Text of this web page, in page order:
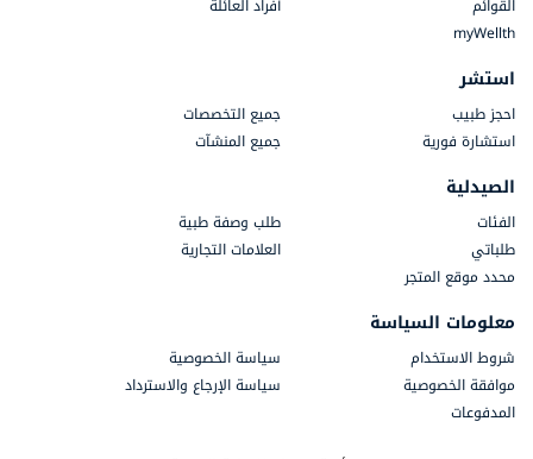
القوائم
أفراد العائلة
myWellth
استشر
احجز طبيب
جميع التخصصات
استشارة فورية
جميع المنشآت
الصيدلية
الفئات
طلب وصفة طبية
طلباتي
العلامات التجارية
محدد موقع المتجر
معلومات السياسة
شروط الاستخدام
سياسة الخصوصية
موافقة الخصوصية
سياسة الإرجاع والاسترداد
المدفوعات